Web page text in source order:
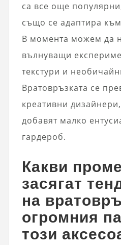
са все още
също се адаптира
В момента можем да
вълнуващи
текстури и
Вратовръзката се
креативни
добавят малко
гардероб.
Какви
засягат
на
огромния
този